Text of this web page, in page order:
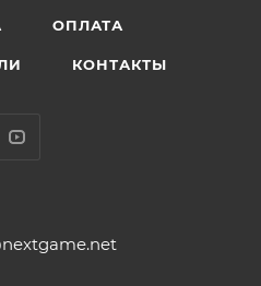
ОПЛАТА
КОНТАКТЫ